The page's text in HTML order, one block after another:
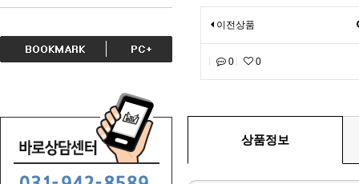
이전상품
0 0
상품정보